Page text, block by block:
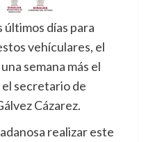
días para
vehículares, el
semana más el
secretario de
Cázarez.
realizar este